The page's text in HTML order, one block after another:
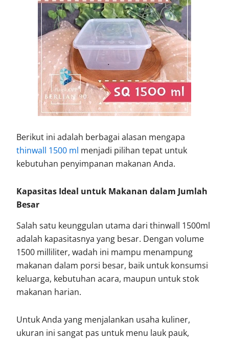
Berikut ini adalah berbagai alasan mengapa
thinwall 1500 ml menjadi pilihan tepat untuk
kebutuhan penyimpanan makanan Anda.
Kapasitas Ideal untuk Makanan dalam Jumlah
Besar
Salah satu keunggulan utama dari thinwall 1500ml
adalah kapasitasnya yang besar. Dengan volume
1500 milliliter, wadah ini mampu menampung
makanan dalam porsi besar, baik untuk konsumsi
keluarga, kebutuhan acara, maupun untuk stok
makanan harian.
Untuk Anda yang menjalankan usaha kuliner,
ukuran ini sangat pas untuk menu lauk pauk,